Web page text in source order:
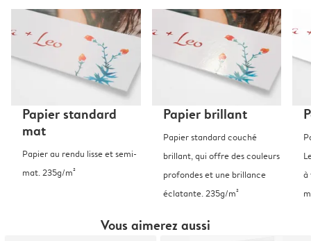
Papier standard
mat
Papier au rendu lisse et semi-
mat. 235g/m²
Papier brillant
Papier standard couché
brillant, qui offre des couleurs
profondes et une brillance
éclatante. 235g/m²
à
Vous aimerez aussi